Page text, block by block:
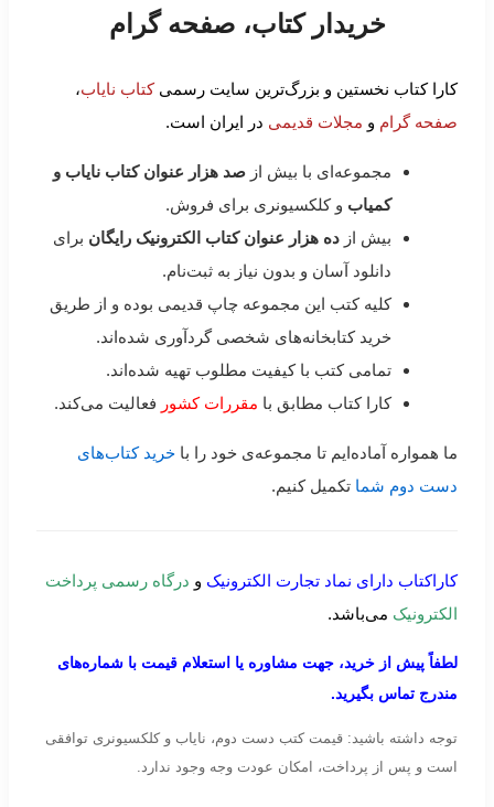
خریدار کتاب، صفحه گرام
کارا کتاب نخستین و بزرگ‌ترین سایت رسمیکتاب نایاب،
صفحه گرام و مجلات قدیمی در ایران است.
مجموعه‌ای با بیش از صد هزار عنوان کتاب نایاب و
کمیاب و کلکسیونری برای فروش.
بیش از ده هزار عنوان کتاب الکترونیک رایگان برای
دانلود آسان و بدون نیاز به ثبت‌نام.
کلیه کتب این مجموعه چاپ قدیمی بوده و از طریق
خرید کتابخانه‌های شخصی گردآوری شده‌اند.
تمامی کتب با کیفیت مطلوب تهیه شده‌اند.
کارا کتاب مطابق با مقررات کشور فعالیت می‌کند.
ما همواره آماده‌ایم تا مجموعه‌ی خود را با خرید کتاب‌های
دست دوم شما تکمیل کنیم.
کاراکتاب دارای نماد تجارت الکترونیک و درگاه رسمی پرداخت
الکترونیک می‌باشد.
لطفاً پیش از خرید، جهت مشاوره یا استعلام قیمت با شماره‌های
مندرج تماس بگیرید.
توجه داشته باشید: قیمت کتب دست دوم، نایاب و کلکسیونری توافقی
است و پس از پرداخت، امکان عودت وجه وجود ندارد.